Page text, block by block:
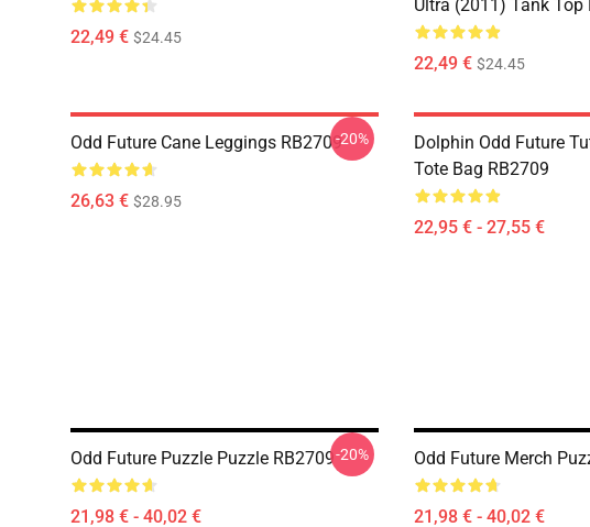
22,49 € $24.45
Ultra (2011) Tank Top
22,49 € $24.45
Odd Future Cane Leggings RB2709
26,63 € $28.95
-20%
Dolphin Odd Future
Tote Bag RB2709
22,95 € - 27,55 €
Odd Future Puzzle Puzzle RB2709
21,98 € - 40,02 €
-20% Odd Future Merch
21,98 € - 40,02 €